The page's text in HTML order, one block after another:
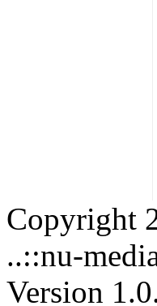
Copyright
..::nu-
Version